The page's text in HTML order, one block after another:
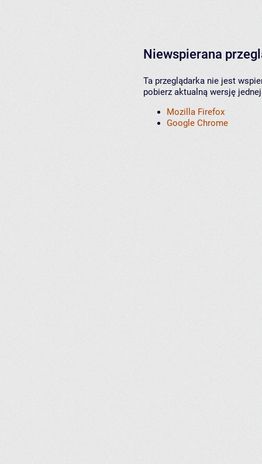
Niewspierana
Ta przeglądarka nie jest
pobierz aktualną wersję
Mozilla Firefox
Google Chrome